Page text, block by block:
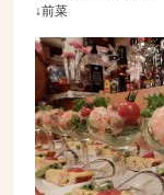
↓前菜